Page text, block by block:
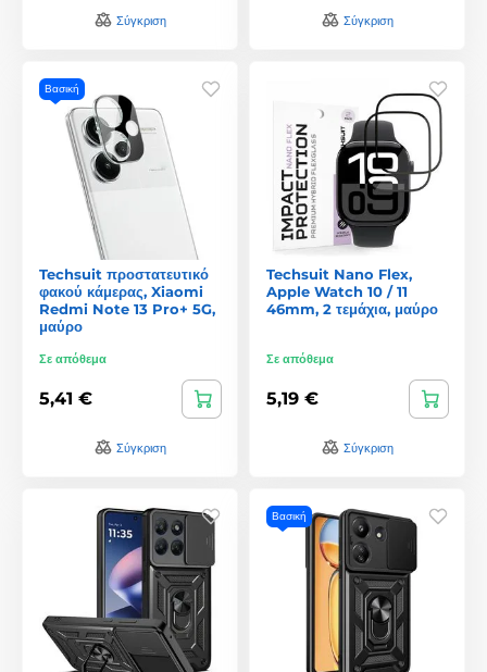
Σύγκριση Σύγκριση
Βασική
Techsuit προστατευτικό
φακού κάμερας, Xiaomi
Redmi Note 13 Pro+ 5G,
μαύρο
Σε απόθεμα
5,41 €
Σύγκριση
Techsuit Nano Flex,
Apple Watch 10 / 11
46mm, 2 τεμάχια, μαύρο
Σε απόθεμα
5,19 €
Σύγκριση
Βασική